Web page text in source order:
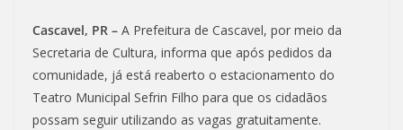
Cascavel, PR – A Prefeitura de Cascavel, por meio da
Secretaria de Cultura, informa que após pedidos da
comunidade, já está reaberto o estacionamento do
Teatro Municipal Sefrin Filho para que os cidadãos
possam seguir utilizando as vagas gratuitamente.